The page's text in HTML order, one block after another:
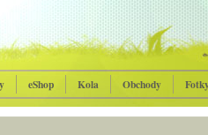
eShop Kola Obchody